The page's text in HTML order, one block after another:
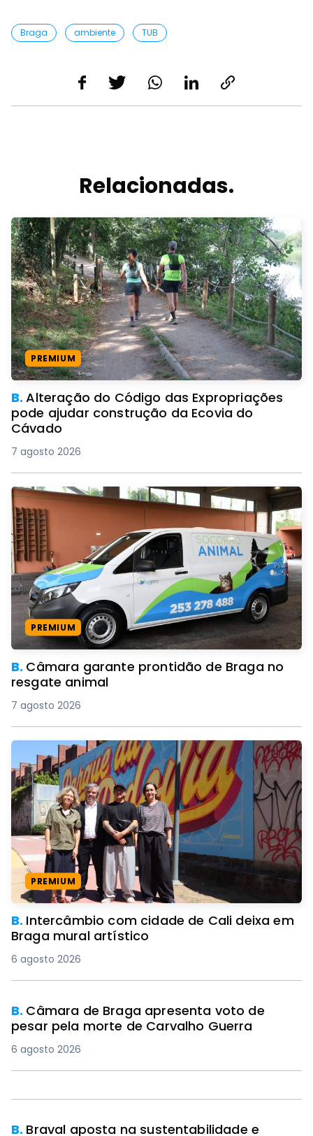
Braga ambiente TUB
Relacionadas.
PREMIUM
B.Alteração do Código das Expropriações
pode ajudar construção da Ecovia do
Cávado
7 agosto 2026
PREMIUM
B. Câmara garante prontidão de Braga no
resgate animal
7 agosto 2026
PREMIUM
B. Intercâmbio com cidade de Cali deixa em
Braga mural artístico
6 agosto 2026
B. Câmara de Braga apresenta voto de
pesar pela morte de Carvalho Guerra
6 agosto 2026
B. Braval aposta na sustentabilidade e